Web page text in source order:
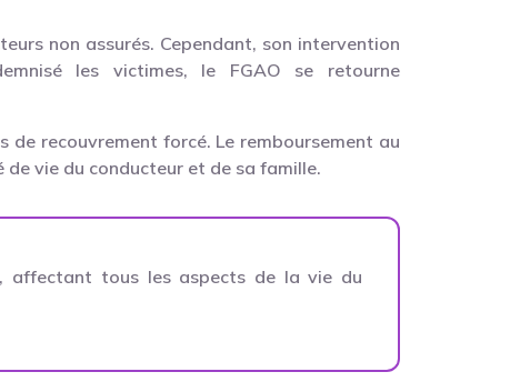
non assurés. Cependant, son intervention
les victimes, le FGAO se retourne
de recouvrement forcé. Le remboursement au
vie du conducteur et de sa famille.
affectant tous les aspects de la vie du